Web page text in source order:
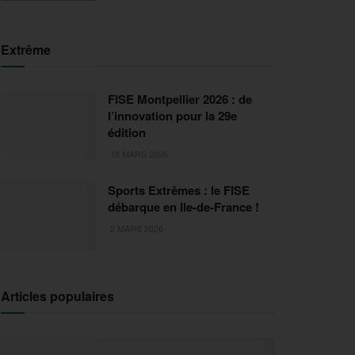
Extrême
FISE Montpellier 2026 : de
l’innovation pour la 29e
édition
Sports Extrêmes : le FISE
débarque en Ile-de-France !
Articles populaires